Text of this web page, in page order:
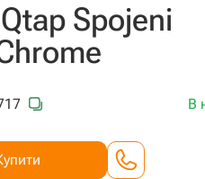
Spojeni
В